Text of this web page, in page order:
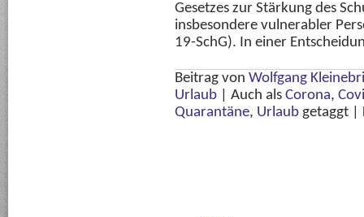
Gesetzes zur Stärkung des
insbesondere vulnerabler
19-SchG). In einer
Beitrag von Wolfgang
Urlaub
Auch als Corona,
Quarantäne, Urlaub getaggt